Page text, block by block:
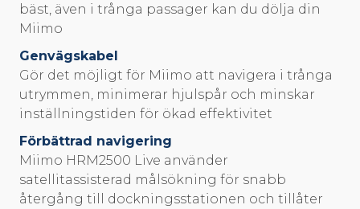
bäst, även i trånga passager kan du dölja din
Miimo
Genvägskabel
Gör det möjligt för Miimo att navigera i trånga
utrymmen, minimerar hjulspår och minskar
inställningstiden för ökad effektivitet
Förbättrad navigering
Miimo HRM2500 Live använder
satellitassisterad målsökning för snabb
återgång till dockningsstationen och tillåter